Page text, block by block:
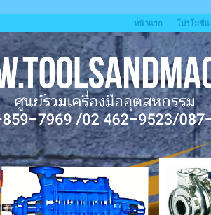
หน้าแรก โปรโมชั่น